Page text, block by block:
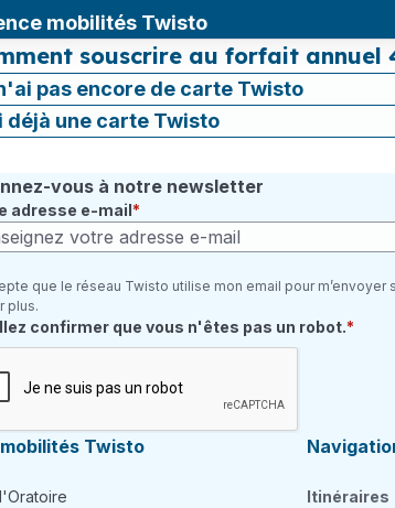
mobilités Twisto
souscrire au forfait annuel
pas encore de carte Twisto
déjà une carte Twisto
vous à notre newsletter
adresse e-mail
que le réseau Twisto utilise mon email pour m’envoyer
plus.
requis
confirmer que vous n'êtes pas un robot.
Twisto
Itinéraires